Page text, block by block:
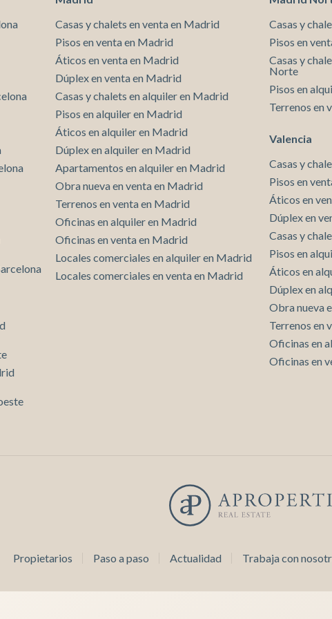
de piedra por la
planta baja están
una
con chimenea, sala
destinada a
suite, aseo de
hay dos
de 38 m², un baño
en suite y
vistas al
preinstalación de
sistema de audio
Casas y chalets en venta en Madrid
Pisos en venta en Madrid
Áticos en venta en Madrid
Dúplex en venta en Madrid
Casas y chalets en alquiler en Madrid
Pisos en alquiler en Madrid
Áticos en alquiler en Madrid
Dúplex en alquiler en Madrid
Apartamentos en alquiler en Madrid
Obra nueva en venta en Madrid
Terrenos en venta en Madrid
Oficinas en alquiler en Madrid
Oficinas en venta en Madrid
Locales comerciales en alquiler en Madrid
Locales comerciales en venta en Madrid
Casas y
Pisos en
Casas y
Norte
Pisos en
Terrenos en
Valencia
Casas y
Pisos en
Áticos en
Dúplex en
Casas y
Pisos en
Áticos en
Dúplex en
Obra nueva
Terrenos en
Oficinas en
Oficinas en
Propietarios Paso a paso Actualidad Trabaja con